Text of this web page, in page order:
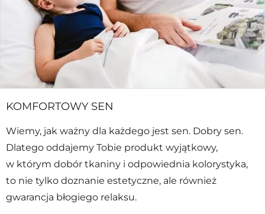
KOMFORTOWY SEN
Wiemy, jak ważny dla każdego jest sen. Dobry sen.
Dlatego oddajemy Tobie produkt wyjątkowy,
w którym dobór tkaniny i odpowiednia kolorystyka,
to nie tylko doznanie estetyczne, ale również
gwarancja błogiego relaksu.